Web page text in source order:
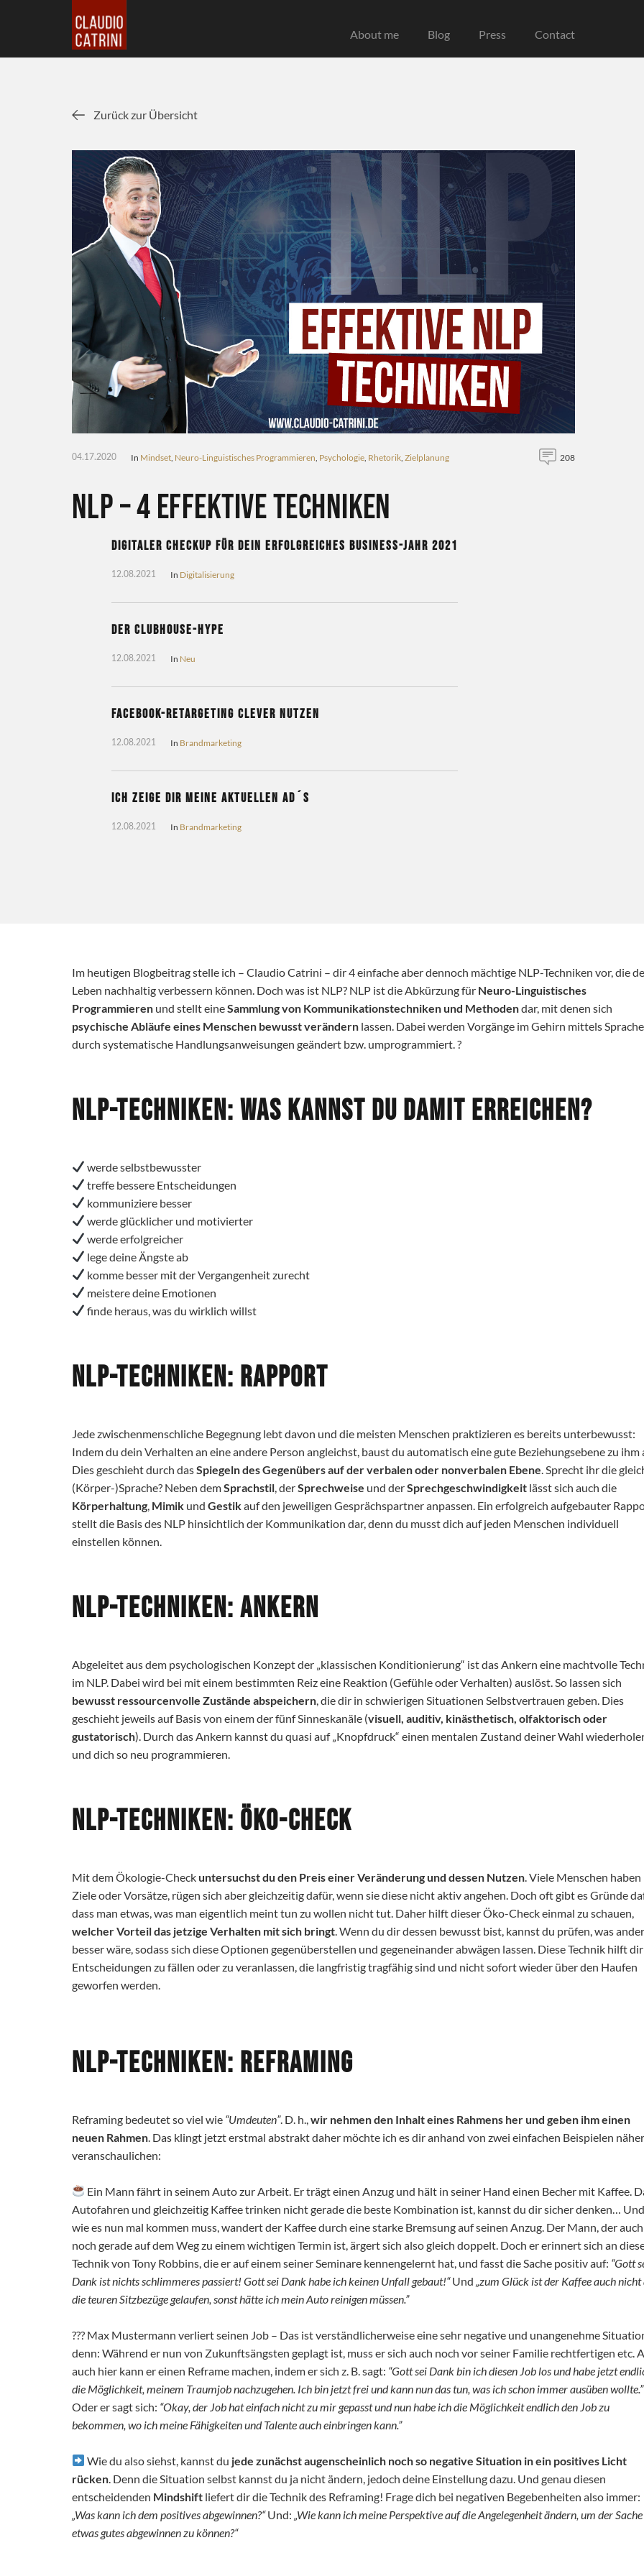
About me Blog Press Contact
Zurück zur Übersicht
04.17.2020 In Mindset Neuro-Linguistisches Programmieren Psychologie Rhetorik Zielplanung 208
NLP – 4 effektive Techniken
Digitaler CheckUp für dein erfolgreiches Business-Jahr 2021
12.08.2021 In Digitalisierung
Der Clubhouse-Hype
12.08.2021 In Neu
Facebook-Retargeting clever nutzen
12.08.2021 In Brandmarketing
Ich zeige dir meine aktuellen Ad´s
12.08.2021 In Brandmarketing
Im heutigen Blogbeitrag stelle ich – Claudio Catrini – dir 4 einfache aber dennoch mächtige NLP-Techniken vor, die
Leben nachhaltig verbessern können. Doch was ist NLP? NLP ist die Abkürzung für Neuro-Linguistisches
Programmieren und stellt eineSammlung von Kommunikationstechniken und Methodendar, mit denen sich
psychische Abläufe eines Menschen bewusst verändern lassen. Dabei werden Vorgänge im Gehirn mittels Sprache
durch systematische Handlungsanweisungen geändert bzw. umprogrammiert. ?
NLP-Techniken: Was kannst du damit erreichen?
️ werde selbstbewusster
️ treffe bessere Entscheidungen
️ kommuniziere besser
️ werde glücklicher und motivierter
️ werde erfolgreicher
️ lege deine Ängste ab
️ komme besser mit der Vergangenheit zurecht
️ meistere deine Emotionen
️ finde heraus, was du wirklich willst
NLP-Techniken: Rapport
Jede zwischenmenschliche Begegnung lebt davon und die meisten Menschen praktizieren es bereits unterbewusst:
Indem du dein Verhalten an eine andere Person angleichst, baust du automatisch eine gute Beziehungsebene zu ihm
Dies geschieht durch dasSpiegeln des Gegenübers auf der verbalen oder nonverbalen Ebene . Sprecht ihr die
(Körper-)Sprache? Neben demSprachstil , derSprechweise und derSprechgeschwindigkeit lässt sich auch die
Körperhaltung Mimik und Gestikauf den jeweiligen Gesprächspartner anpassen. Ein erfolgreich aufgebauter
stellt die Basis des NLP hinsichtlich der Kommunikation dar, denn du musst dich auf jeden Menschen individuell
einstellen können.
NLP-Techniken: Ankern
Abgeleitet aus dem psychologischen Konzept der „klassischen Konditionierung“ ist das Ankern eine machtvolle
im NLP. Dabei wird bei mit einem bestimmten Reiz eine Reaktion (Gefühle oder Verhalten) auslöst. So lassen sich
bewusst ressourcenvolle Zustände abspeichern , die dir in schwierigen Situationen Selbstvertrauen geben. Dies
geschieht jeweils auf Basis von einem der fünf Sinneskanäle (visuell, auditiv, kinästhetisch, olfaktorisch oder
gustatorisch). Durch das Ankern kannst du quasi auf „Knopfdruck“ einen mentalen Zustand deiner Wahl
und dich so neu programmieren.
NLP-Techniken: Öko-Check
Mit dem Ökologie-Check untersuchst du den Preis einer Veränderung und dessen Nutzen . Viele Menschen haben
Ziele oder Vorsätze, rügen sich aber gleichzeitig dafür, wenn sie diese nicht aktiv angehen. Doch oft gibt es Gründe
dass man etwas, was man eigentlich meint tun zu wollen nicht tut. Daher hilft dieser Öko-Check einmal zu schauen,
welcher Vorteil das jetzige Verhalten mit sich bringt . Wenn du dir dessen bewusst bist, kannst du prüfen, was
besser wäre, sodass sich diese Optionen gegenüberstellen und gegeneinander abwägen lassen. Diese Technik hilft dir
Entscheidungen zu fällen oder zu veranlassen, die langfristig tragfähig sind und nicht sofort wieder über den Haufen
geworfen werden.
NLP-Techniken: Reframing
Reframing bedeutet so viel wie “Umdeuten”. D. h., wir nehmen den Inhalt eines Rahmens her und geben ihm einen
neuen Rahmen . Das klingt jetzt erstmal abstrakt daher möchte ich es dir anhand von zwei einfachen Beispielen näher
veranschaulichen:
Ein Mann fährt in seinem Auto zur Arbeit. Er trägt einen Anzug und hält in seiner Hand einen Becher mit Kaffee.
Autofahren und gleichzeitig Kaffee trinken nicht gerade die beste Kombination ist, kannst du dir sicher denken… Und
wie es nun mal kommen muss, wandert der Kaffee durch eine starke Bremsung auf seinen Anzug. Der Mann, der auch
noch gerade auf dem Weg zu einem wichtigen Termin ist, ärgert sich also gleich doppelt. Doch er erinnert sich an
Technik von Tony Robbins, die er auf einem seiner Seminare kennengelernt hat, und fasst die Sache positiv auf: “Gott
Dank ist nichts schlimmeres passiert! Gott sei Dank habe ich keinen Unfall gebaut!“Und „zum Glück ist der Kaffee auch
die teuren Sitzbezüge gelaufen, sonst hätte ich mein Auto reinigen müssen.”
??‍? Max Mustermann verliert seinen Job – Das ist verständlicherweise eine sehr negative und unangenehme
denn: Während er nun von Zukunftsängsten geplagt ist, muss er sich auch noch vor seiner Familie rechtfertigen etc.
auch hier kann er einen Reframe machen, indem er sich z. B. sagt: “Gott sei Dank bin ich diesen Job los und habe jetzt
die Möglichkeit, meinem Traumjob nachzugehen. Ich bin jetzt frei und kann nun das tun, was ich schon immer ausüben wollte.”
Oder er sagt sich: “Okay, der Job hat einfach nicht zu mir gepasst und nun habe ich die Möglichkeit endlich den Job zu
bekommen, wo ich meine Fähigkeiten und Talente auch einbringen kann.”
Wie du also siehst, kannst du jede zunächst augenscheinlich noch so negative Situation in ein positives Licht
rücken . Denn die Situation selbst kannst du ja nicht ändern, jedoch deine Einstellung dazu. Und genau diesen
entscheidenden Mindshift liefert dir die Technik des Reframing! Frage dich bei negativen Begebenheiten also immer:
„Was kann ich dem positives abgewinnen?“Und: „Wie kann ich meine Perspektive auf die Angelegenheit ändern, um der Sache
etwas gutes abgewinnen zu können?“